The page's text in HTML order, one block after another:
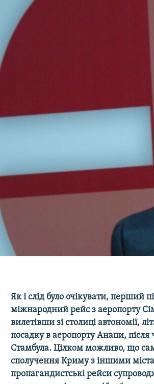
Як і слід було очікувати, перший
міжнародний рейс з аеропорту
вилетівши зі столиці автономії,
посадку в аеропорту Анапи,
Стамбула. Цілком можливо, що
сполучення Криму з іншими
пропагандистські рейси